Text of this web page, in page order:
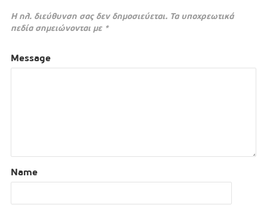
Η ηλ. διεύθυνση σας δεν δημοσιεύεται. Τα υποχρεωτικά
πεδία σημειώνονται με *
Message
Name